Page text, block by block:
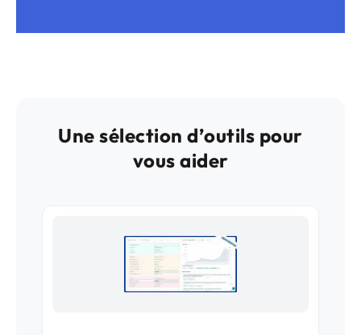
Une sélection d’outils pour
vous aider